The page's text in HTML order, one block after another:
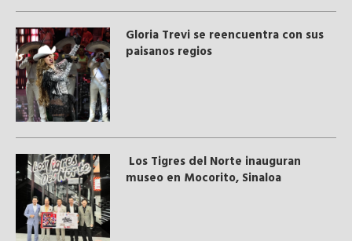
Gloria Trevi se reencuentra con sus
paisanos regios
Los Tigres del Norte inauguran
museo en Mocorito, Sinaloa